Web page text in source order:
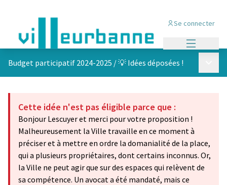
Se connecter
Budget participatif 2024-2025 /💡 Idées déposées !
Cette idée n'est pas éligible parce que :
Bonjour Lescuyer et merci pour votre proposition !
Malheureusement la Ville travaille en ce moment à
préciser et à mettre en ordre la domanialité de la place,
qui a plusieurs propriétaires, dont certains inconnus. Or,
la Ville ne peut agir que sur des espaces qui relèvent de
sa compétence. Un avocat a été mandaté, mais ce